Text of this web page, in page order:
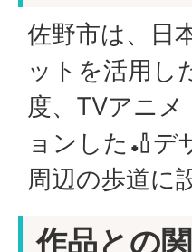
佐野市は、日
ットを活用し
度、TVアニ
ョンした🏏デ
周辺の歩道に
作品との